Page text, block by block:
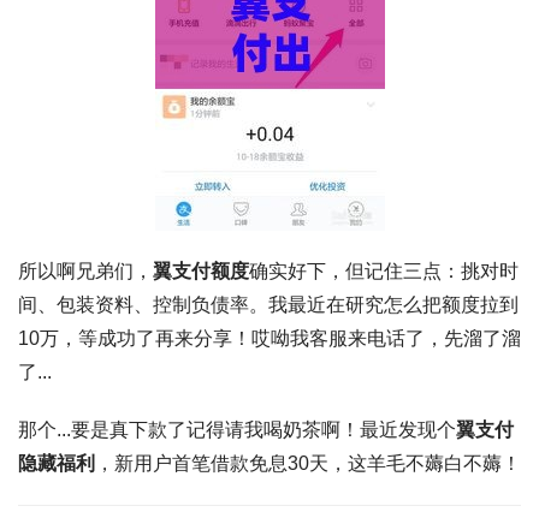
所以啊兄弟们， 翼支付额度确实好下，但记住三点：挑对时
间、包装资料、控制负债率。我最近在研究怎么把额度拉到
10万，等成功了再来分享！哎呦我客服来电话了，先溜了溜
了...
那个...要是真下款了记得请我喝奶茶啊！最近发现个翼支付
隐藏福利 ，新用户首笔借款免息30天，这羊毛不薅白不薅！